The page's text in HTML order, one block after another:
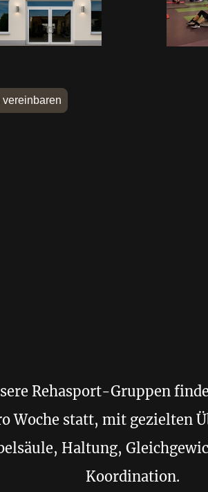
Rehasport-Gruppen
Woche statt, mit gezielten
Haltung,
Koordination.